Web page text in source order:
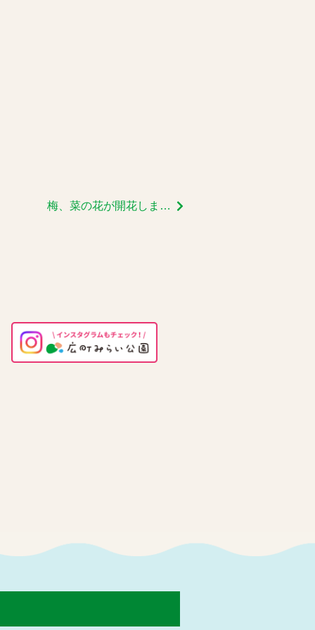
梅、菜の花が開花しました！